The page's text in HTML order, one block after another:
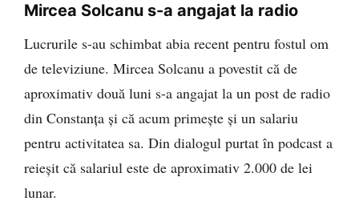
Mircea Solcanu s-a angajat la radio
Lucrurile s-au schimbat abia recent pentru fostul om
de televiziune. Mircea Solcanu a povestit că de
aproximativ două luni s-a angajat la un post de radio
din Constanța și că acum primește și un salariu
pentru activitatea sa. Din dialogul purtat în podcast a
reieșit că salariul este de aproximativ 2.000 de lei
lunar.